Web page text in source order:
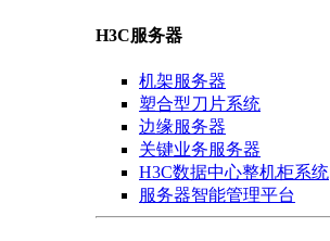
H3C服务器
机架服务器
塑合型刀片系统
边缘服务器
关键业务服务器
H3C数据中心整机柜系统
服务器智能管理平台